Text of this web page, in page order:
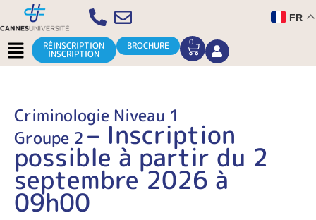
Aller
au
contenu
FR
Menu RÉINSCRIPTION
INSCRIPTION
BROCHURE 0
CART
Criminologie Niveau 1
Groupe 2 – Inscription
possible à partir du 2
septembre 2026 à
09h00